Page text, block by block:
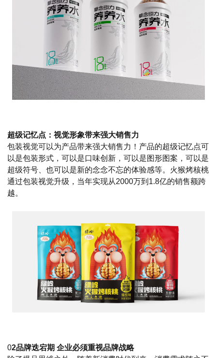
超级记忆点：视觉形象带来强大销售力
包装视觉可以为产品带来强大销售力！产品的超级记忆点可
以是包装形式，可以是口味创新，可以是图形图案，可以是
超级符号、也可以是新的念念不忘的体验感等。火猴烤核桃
通过包装视觉升级，当年实现从2000万到1.8亿的销售额跨
越。
02品牌迭宕期 企业必须重视品牌战略